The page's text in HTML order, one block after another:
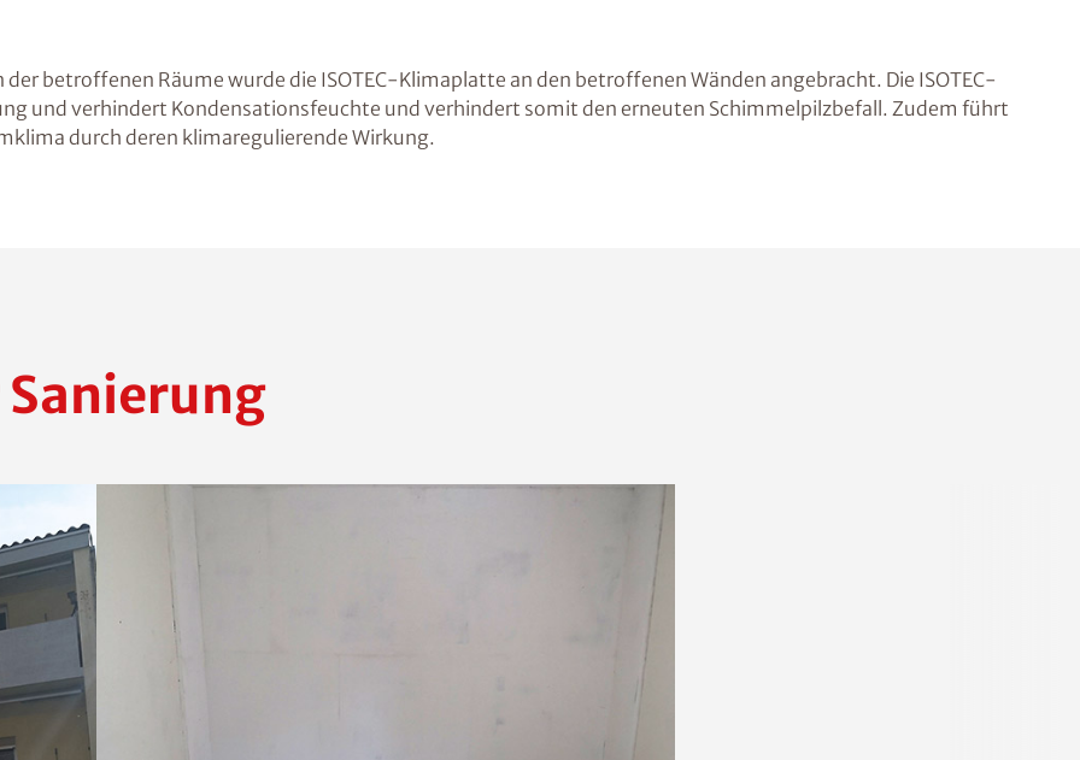
betroffenen Räume wurde die ISOTEC-Klimaplatte an den betroffenen Wänden angebracht. Die ISOTEC-
und verhindert Kondensationsfeuchte und verhindert somit den erneuten Schimmelpilzbefall. Zudem führt
durch deren klimaregulierende Wirkung.